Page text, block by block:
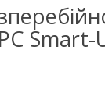
Smart-